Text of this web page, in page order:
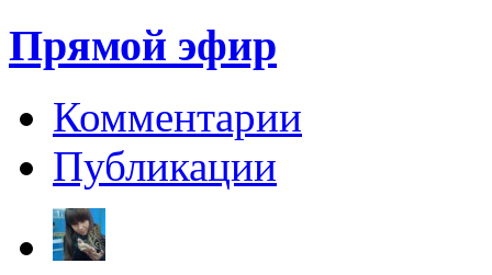
Прямой эфир
Комментарии
Публикации